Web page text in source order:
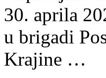
30. aprila
u brigadi
Krajine …